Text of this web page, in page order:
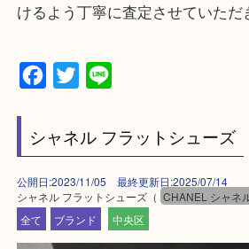
・出張買取,店頭買取どちらも
・全国から宅配買取受付中！
☆特殊査定依頼のご相談もお気